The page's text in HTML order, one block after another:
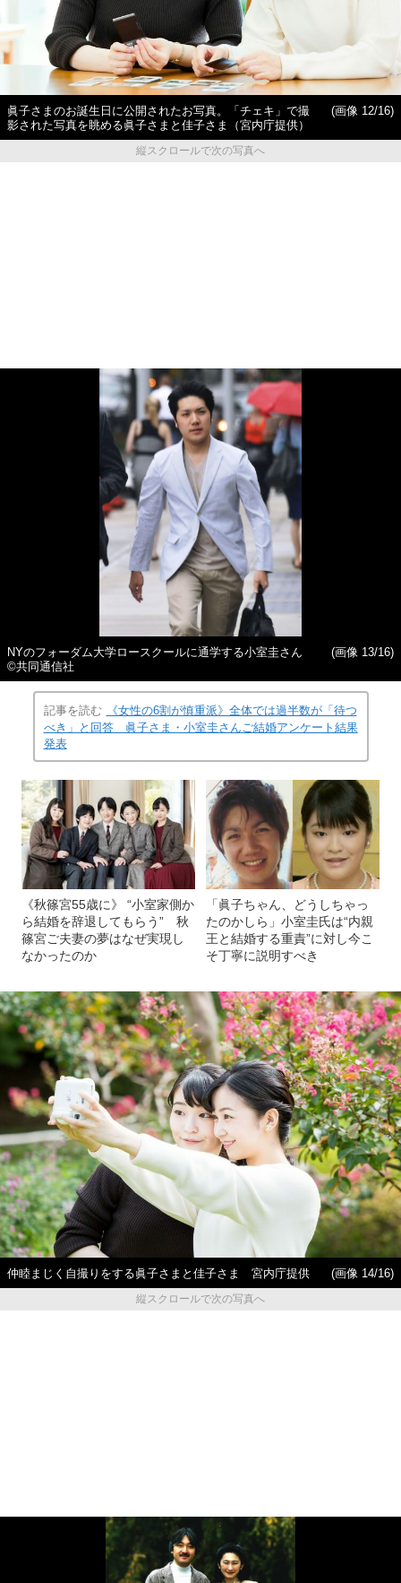
眞子さまのお誕生日に公開されたお写真。「チェキ」で撮
影された写真を眺める眞子さまと佳子さま（宮内庁提供）
(画像 12/16)
縦スクロールで次の写真へ
NYのフォーダム大学ロースクールに通学する小室圭さん
©共同通信社
(画像 13/16)
記事を読む
《女性の6割が慎重派》全体では過半数が「待つ
べき」と回答 眞子さま・小室圭さんご結婚アンケート結果
発表
《秋篠宮55歳に》 “小室家側か
ら結婚を辞退してもらう” 秋
篠宮ご夫妻の夢はなぜ実現し
なかったのか
「眞子ちゃん、どうしちゃっ
たのかしら」小室圭氏は“内親
王と結婚する重責”に対し今こ
そ丁寧に説明すべき
仲睦まじく自撮りをする眞子さまと佳子さま 宮内庁提供
(画像 14/16)
縦スクロールで次の写真へ